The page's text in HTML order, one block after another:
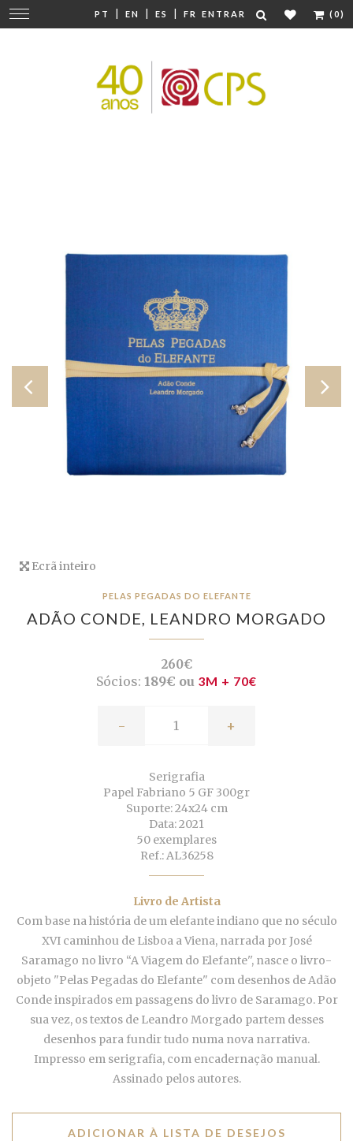
PT | EN | ES | FR ENTRAR (0)
Mudar
navegação
Ecrã inteiro
PELAS PEGADAS DO ELEFANTE
ADÃO CONDE, LEANDRO MORGADO
260€
Sócios: 189€ ou 3M + 70€
- +
Serigrafia
Papel Fabriano 5 GF 300gr
Suporte: 24x24 cm
Data: 2021
50 exemplares
Ref.: AL36258
Livro de Artista
Com base na história de um elefante indiano que no século
XVI caminhou de Lisboa a Viena, narrada por José
Saramago no livro “A Viagem do Elefante'', nasce o livro-
objeto "Pelas Pegadas do Elefante" com desenhos de Adão
Conde inspirados em passagens do livro de Saramago. Por
sua vez, os textos de Leandro Morgado partem desses
desenhos para fundir tudo numa nova narrativa.
Impresso em serigrafia, com encadernação manual.
Assinado pelos autores.
ADICIONAR À LISTA DE DESEJOS